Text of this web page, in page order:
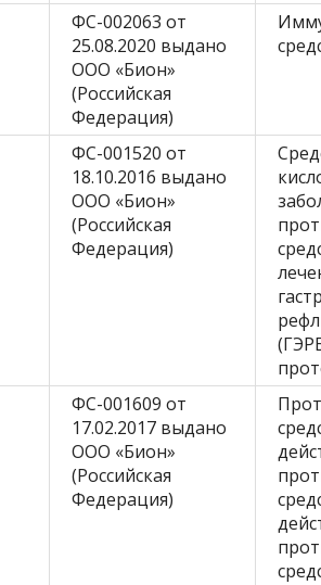
ФС-002063 от
25.08.2020 выдано
ООО «Бион»
(Российская
Федерация)
ФС-001520 от
18.10.2016 выдано
ООО «Бион»
(Российская
Федерация)
ФС-001609 от
17.02.2017 выдано
ООО «Бион»
(Российская
Федерация)